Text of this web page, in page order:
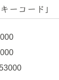
ーコード」